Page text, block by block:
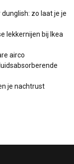
zo laat je je
lekkernijen bij Ikea
airco
je nachtrust